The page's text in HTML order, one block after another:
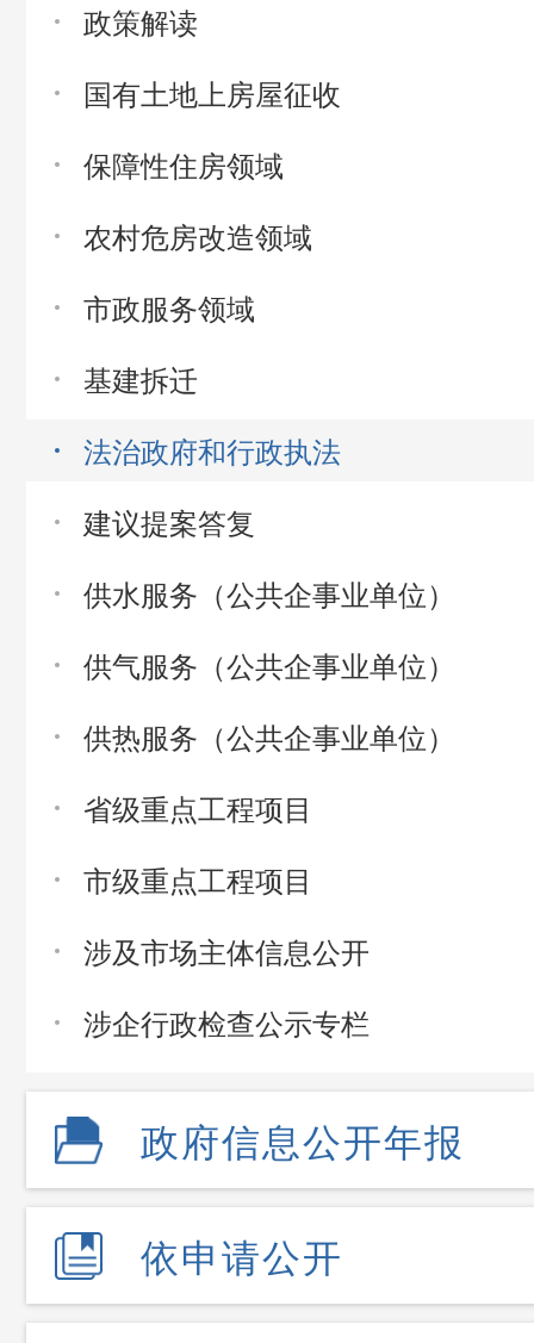
政策解读
国有土地上房屋征收
保障性住房领域
农村危房改造领域
市政服务领域
基建拆迁
法治政府和行政执法
建议提案答复
供水服务（公共企事业单位）
供气服务（公共企事业单位）
供热服务（公共企事业单位）
省级重点工程项目
市级重点工程项目
涉及市场主体信息公开
涉企行政检查公示专栏
政府信息公开年报
依申请公开